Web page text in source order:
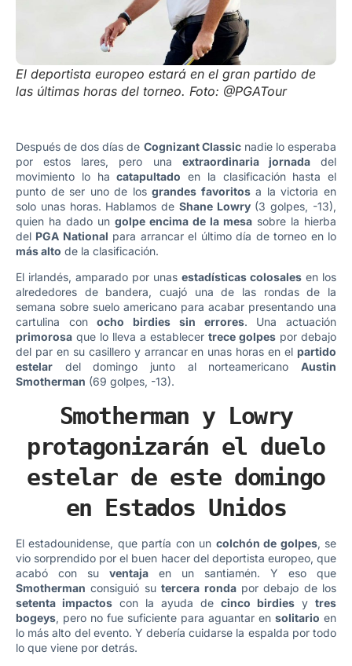
El deportista europeo estará en el gran partido de
las últimas horas del torneo. Foto: @PGATour
Después de dos días de Cognizant Classicnadie lo esperaba
por estos lares, pero una extraordinaria jornadadel
movimiento lo hacatapultado en la clasificación hasta el
punto de ser uno de losgrandes favoritosa la victoria en
solo unas horas. Hablamos de Shane Lowry(3 golpes, -13),
quien ha dado un golpe encima de la mesa sobre la hierba
del PGA National para arrancar el último día de torneo en lo
más alto de la clasificación.
El irlandés, amparado por unas estadísticas colosales en los
alrededores de bandera, cuajó una de las rondas de la
semana sobre suelo americano para acabar presentando una
cartulina conocho birdies sin errores. Una actuación
primorosa que lo lleva a establecer trece golpes por debajo
del par en su casillero y arrancar en unas horas en el partido
estelar del domingo junto al norteamericano Austin
Smotherman (69 golpes, -13).
Smotherman y Lowry
protagonizarán el duelo
estelar de este domingo
en Estados Unidos
El estadounidense, que partía con un colchón de golpes, se
vio sorprendido por el buen hacer del deportista europeo, que
acabó con su ventaja en un santiamén. Y eso que
Smotherman consiguió sutercera rondapor debajo de los
setenta impactos con la ayuda de cinco birdies y tres
bogeys, pero no fue suficiente para aguantar en solitario en
lo más alto del evento. Y debería cuidarse la espalda por todo
lo que viene por detrás.